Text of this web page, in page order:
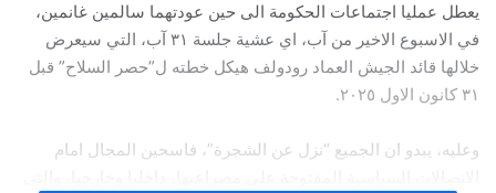
يعطل عمليا اجتماعات الحكومة الى حين عودتهما سالمين غانمين،
في الاسبوع الاخير من آب، اي عشية جلسة ٣١ آب، التي سيعرض
خلالها قائد الجيش العماد رودولف هيكل خطته ل”حصر السلاح” قبل
٣١ كانون الاول ٢٠٢٥.
وعليه، يبدو ان الجميع “نزل عن الشجرة”، فاسحين المجال امام